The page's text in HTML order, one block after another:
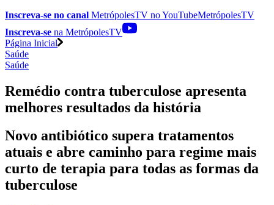
Inscreva-se no canal MetrópolesTV noYouTubeMetrópolesTV
Inscreva-se na MetrópolesTV
Página Inicial
Saúde
Saúde
Remédio contra tuberculose apresenta
melhores resultados da história
Novo antibiótico supera tratamentos
atuais e abre caminho para regime mais
curto de terapia para todas as formas da
tuberculose